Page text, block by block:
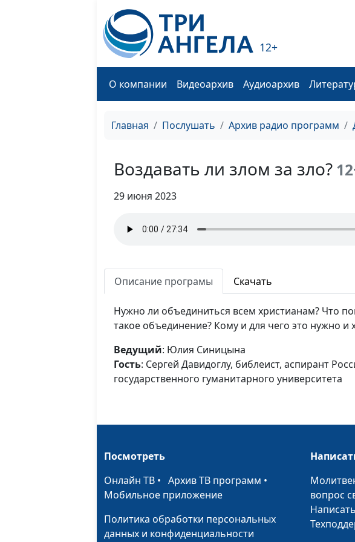
12+
О компании Видеоархив Аудиоархив
Главная Послушать Архив радио программ
Воздавать ли злом за зло?
29 июня 2023
Описание програмы Скачать
Нужно ли объединиться всем христианам? Что
такое объединение? Кому и для чего это нужно и
Ведущий: Юлия Синицына
Гость: Сергей Давидоглу, библеист, аспирант
государственного гуманитарного университета
Посмотреть
Онлайн ТВ • Архив ТВ программ •
Мобильное приложение
Политика обработки персональных
данных и конфиденциальности
вопрос